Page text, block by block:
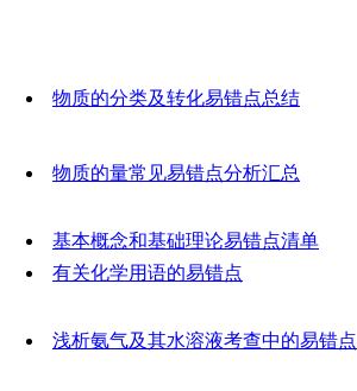
物质的分类及转化易错点总结
物质的量常见易错点分析汇总
基本概念和基础理论易错点清单
有关化学用语的易错点
浅析氨气及其水溶液考查中的易错点